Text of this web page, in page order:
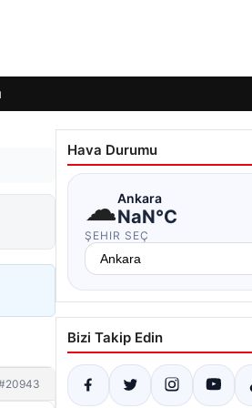
Hava Durumu
☁Ankara
NaN°C
ŞEHIR SEÇ
Bizi Takip Edin